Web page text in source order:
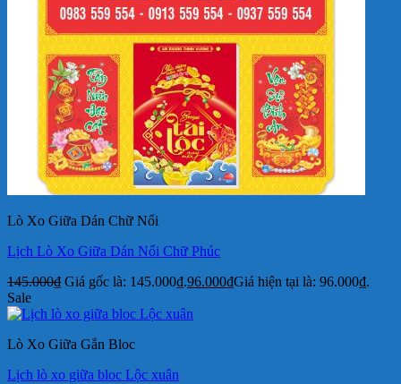
Lò Xo Giữa Dán Chữ Nổi
Lịch Lò Xo Giữa Dán Nổi Chữ Phúc
145.000₫ Giá gốc là: 145.000₫.96.000₫Giá hiện tại là: 96.000₫.
Sale
Lò Xo Giữa Gắn Bloc
Lịch lò xo giữa bloc Lộc xuân